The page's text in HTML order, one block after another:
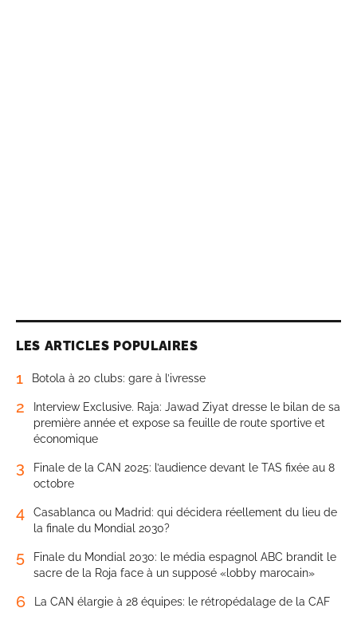
LES ARTICLES POPULAIRES
1 Botola à 20 clubs: gare à l’ivresse
2
Interview Exclusive. Raja: Jawad Ziyat dresse le bilan de sa
première année et expose sa feuille de route sportive et
économique
3
Finale de la CAN 2025: l’audience devant le TAS fixée au 8
octobre
4
Casablanca ou Madrid: qui décidera réellement du lieu de
la finale du Mondial 2030?
5
Finale du Mondial 2030: le média espagnol ABC brandit le
sacre de la Roja face à un supposé «lobby marocain»
6 La CAN élargie à 28 équipes: le rétropédalage de la CAF